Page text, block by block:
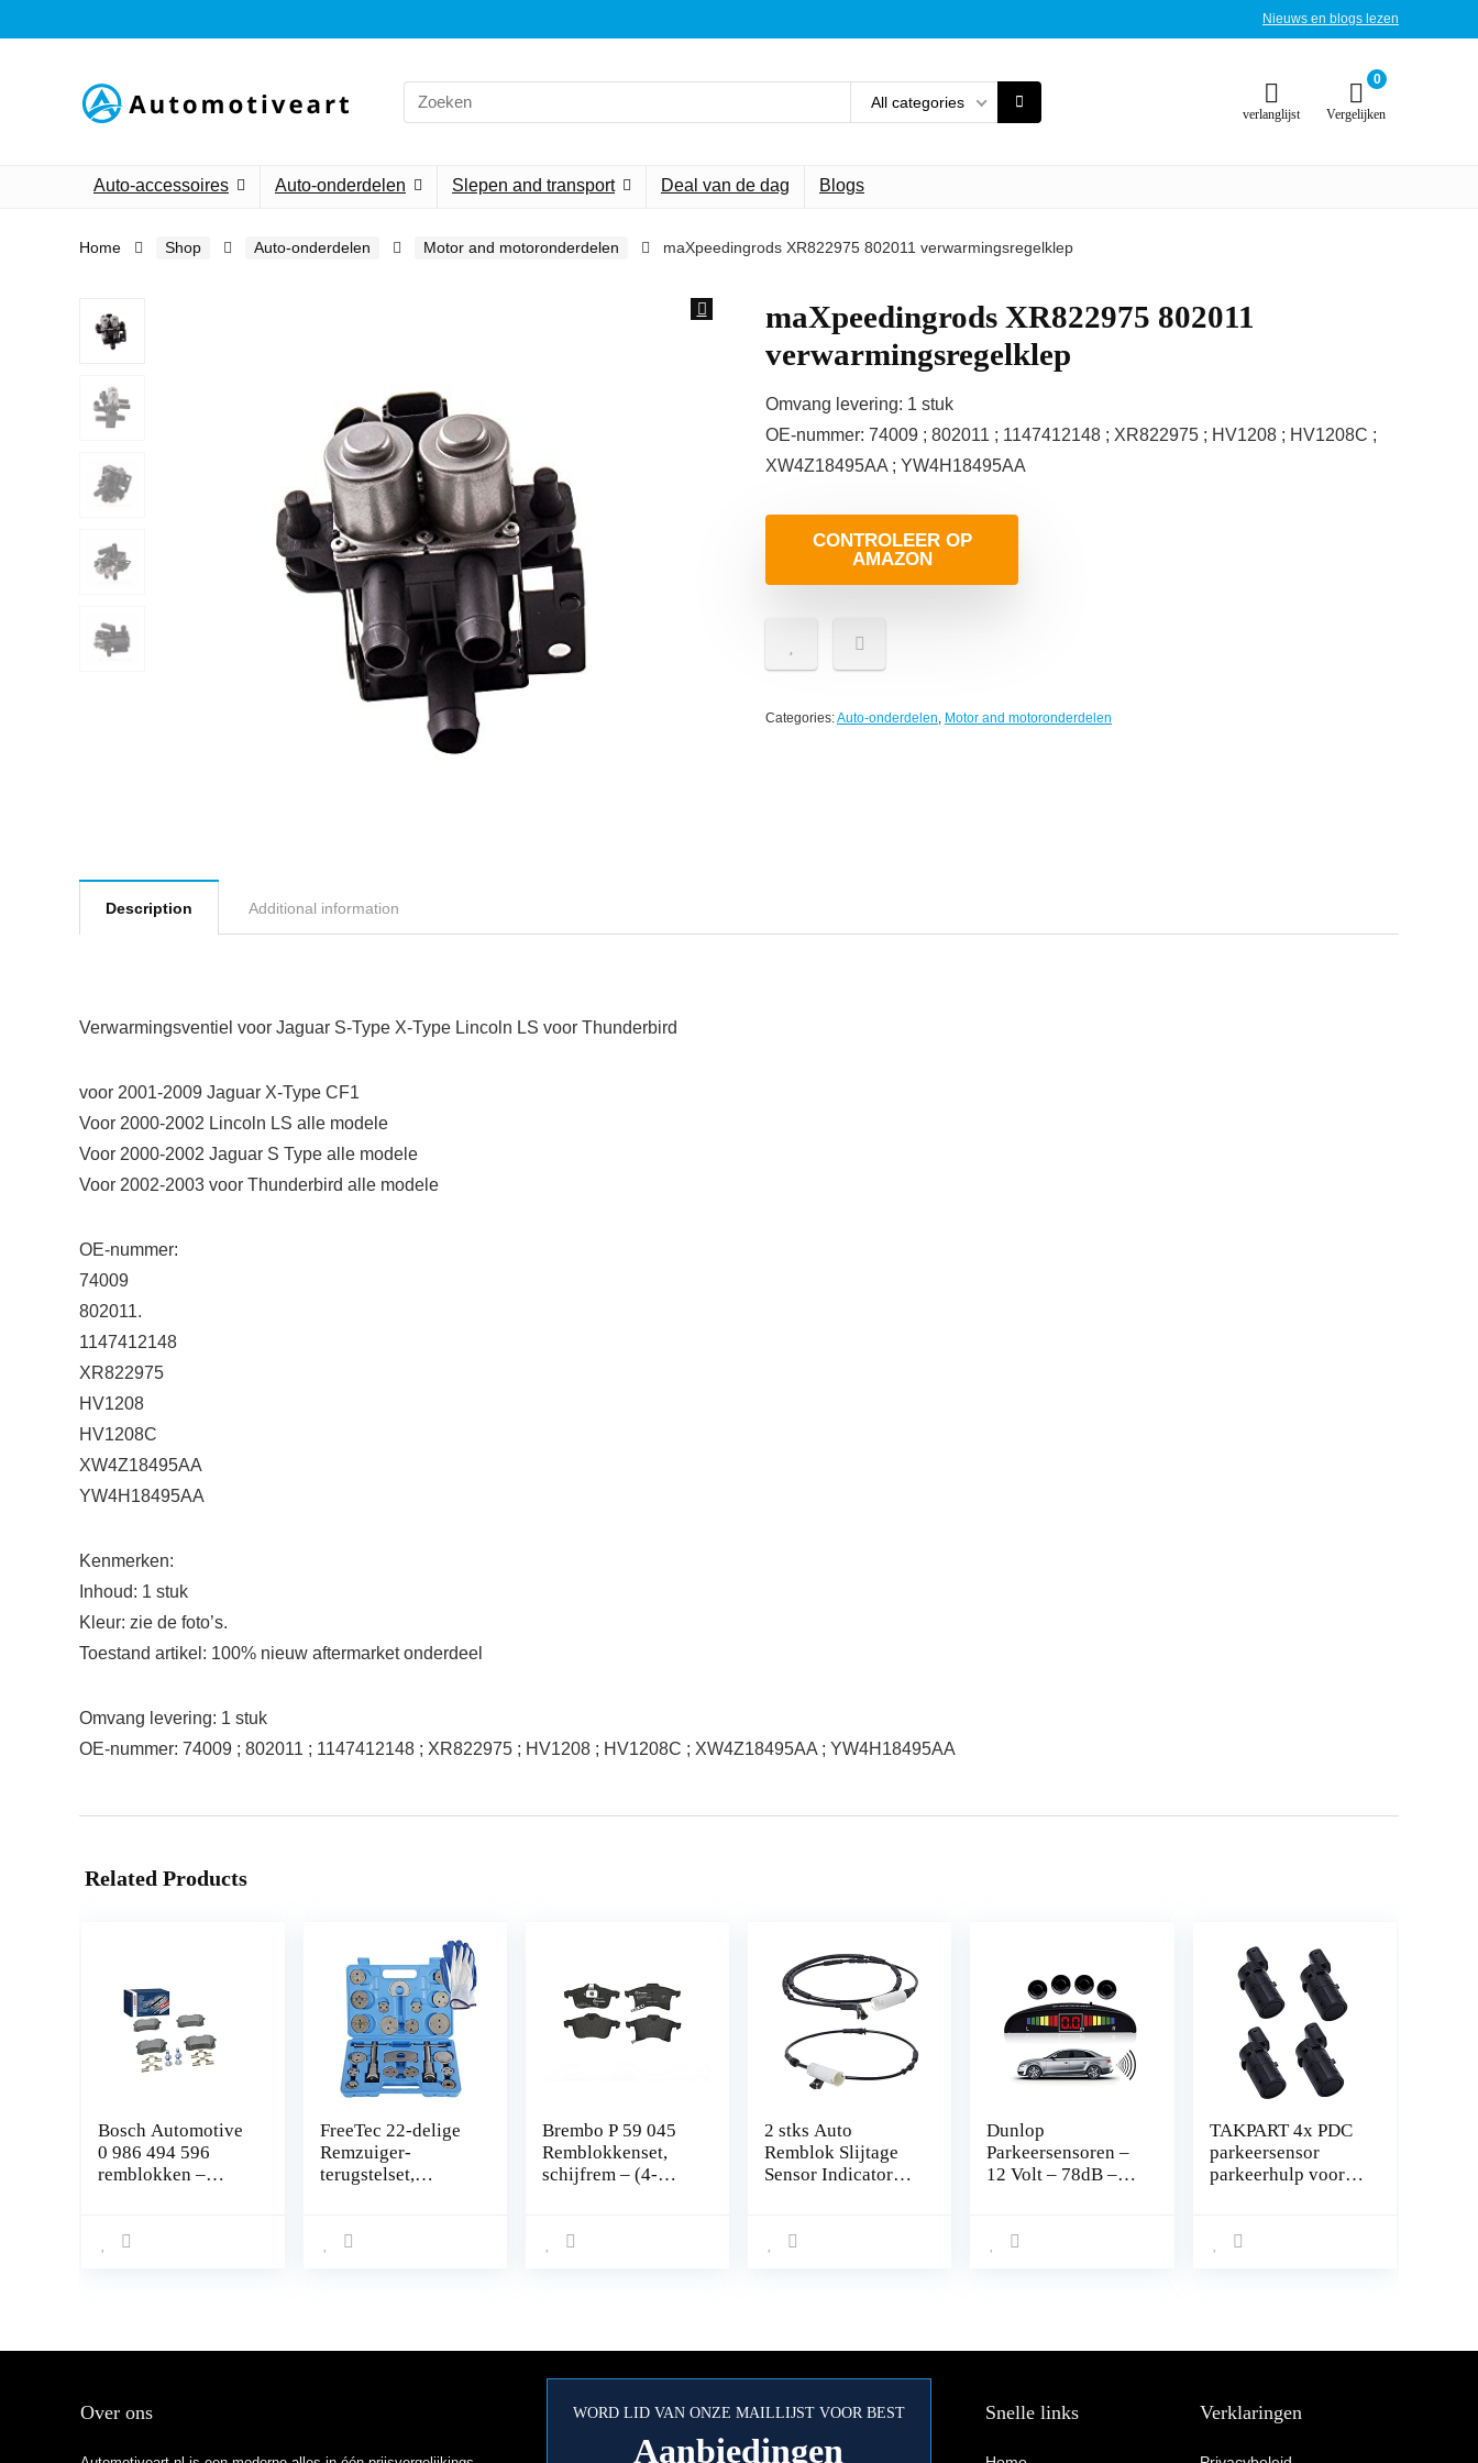
Nieuws en blogs lezen
Search
for:
All categories
verlanglijst
0
Vergelijken
Auto-accessoires Auto-onderdelen Slepen and transport Deal van de dag Blogs
Home Shop Auto-onderdelen Motor and motoronderdelen maXpeedingrods XR822975 802011 verwarmingsregelklep
maXpeedingrods XR822975 802011
verwarmingsregelklep
Omvang levering: 1 stuk
OE-nummer: 74009 ; 802011 ; 1147412148 ; XR822975 ; HV1208 ; HV1208C ;
XW4Z18495AA ; YW4H18495AA
CONTROLEER OP
AMAZON
Categories:Auto-onderdelen, Motor and motoronderdelen
Description Additional information
Verwarmingsventiel voor Jaguar S-Type X-Type Lincoln LS voor Thunderbird
voor 2001-2009 Jaguar X-Type CF1
Voor 2000-2002 Lincoln LS alle modele
Voor 2000-2002 Jaguar S Type alle modele
Voor 2002-2003 voor Thunderbird alle modele
OE-nummer:
74009
802011.
1147412148
XR822975
HV1208
HV1208C
XW4Z18495AA
YW4H18495AA
Kenmerken:
Inhoud: 1 stuk
Kleur: zie de foto’s.
Toestand artikel: 100% nieuw aftermarket onderdeel
Omvang levering: 1 stuk
OE-nummer: 74009 ; 802011 ; 1147412148 ; XR822975 ; HV1208 ; HV1208C ; XW4Z18495AA ; YW4H18495AA
Related Products
Bosch Automotive
0 986 494 596
remblokken –
vier remblokken
FreeTec 22-delige
Remzuiger-
terugstelset,
Opel, VW, Kia, met
Brembo P 59 045
Remblokkenset,
schijfrem – (4-
2 stks Auto
Remblok Slijtage
Sensor Indicator
Achter Rechts
Dunlop
Parkeersensoren –
12 Volt – 78dB –
Sensoren
TAKPART 4x PDC
parkeersensor
parkeerhulp voor
66206989069
Over ons WORD LID VAN ONZE MAILLIJST VOOR BEST
Aanbiedingen
Snelle links Verklaringen